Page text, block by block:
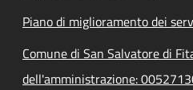
Piano di miglioramento dei
Comune di San Salvatore di
dell'amministrazione: